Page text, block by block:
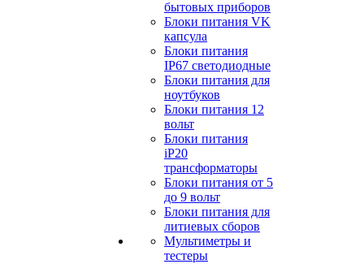
бытовых приборов
Блоки питания VK
капсула
Блоки питания
IP67 светодиодные
Блоки питания для
ноутбуков
Блоки питания 12
вольт
Блоки питания
iP20
трансформаторы
Блоки питания от 5
до 9 вольт
Блоки питания для
литиевых сборов
Мультиметры и
тестеры